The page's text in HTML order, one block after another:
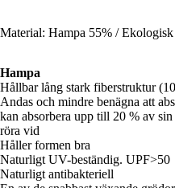
Material: Hampa 55% /
Hampa
Hållbar lång stark fiberstruktur
Andas och mindre benägna att
kan absorbera upp till 20 % av
röra vid
Håller formen bra
Naturligt UV-beständig. UPF>50
Naturligt antibakteriell